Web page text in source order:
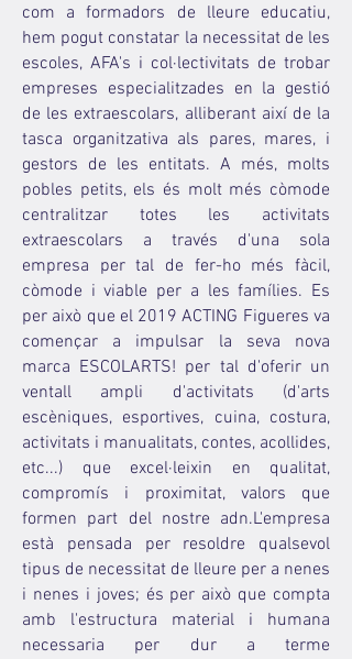
com a formadors de lleure educatiu,
hem pogut constatar la necessitat de les
escoles, AFA's i col·lectivitats de trobar
empreses especialitzades en la gestió
de les extraescolars, alliberant així de la
tasca organitzativa als pares, mares, i
gestors de les entitats. A més, molts
pobles petits, els és molt més còmode
centralitzar totes les activitats
extraescolars a través d'una sola
empresa per tal de fer-ho més fàcil,
còmode i viable per a les famílies. Es
per això que el 2019 ACTING Figueres va
començar a impulsar la seva nova
marca ESCOLARTS! per tal d'oferir un
ventall ampli d'activitats (d'arts
escèniques, esportives, cuina, costura,
activitats i manualitats, contes, acollides,
etc...) que excel·leixin en qualitat,
compromís i proximitat, valors que
formen part del nostre adn.​L'empresa
està pensada per resoldre qualsevol
tipus de necessitat de lleure per a nenes
i nenes i joves; és per això que compta
amb l'estructura material i humana
necessaria per dur a terme